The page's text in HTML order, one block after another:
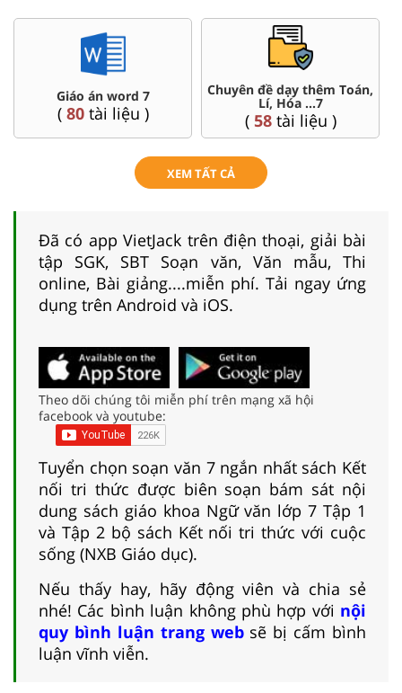
Đề thi HSG 7
(4tài liệu )
Trắc nghiệm đúng sai 7
(57tài liệu )
XEM TẤT CẢ
Đã có app VietJack trên điện thoại, giải bài
tập SGK, SBT Soạn văn, Văn mẫu, Thi
online, Bài giảng....miễn phí. Tải ngay ứng
dụng trên Android và iOS.
Theo dõi chúng tôi miễn phí trên mạng xã hội
facebook và youtube:
Tuyển chọn soạn văn 7 ngắn nhất sách Kết
nối tri thức được biên soạn bám sát nội
dung sách giáo khoa Ngữ văn lớp 7 Tập 1
và Tập 2 bộ sách Kết nối tri thức với cuộc
sống (NXB Giáo dục).
Nếu thấy hay, hãy động viên và chia sẻ
nhé! Các bình luận không phù hợp với nội
quy bình luận trang websẽ bị cấm bình
luận vĩnh viễn.